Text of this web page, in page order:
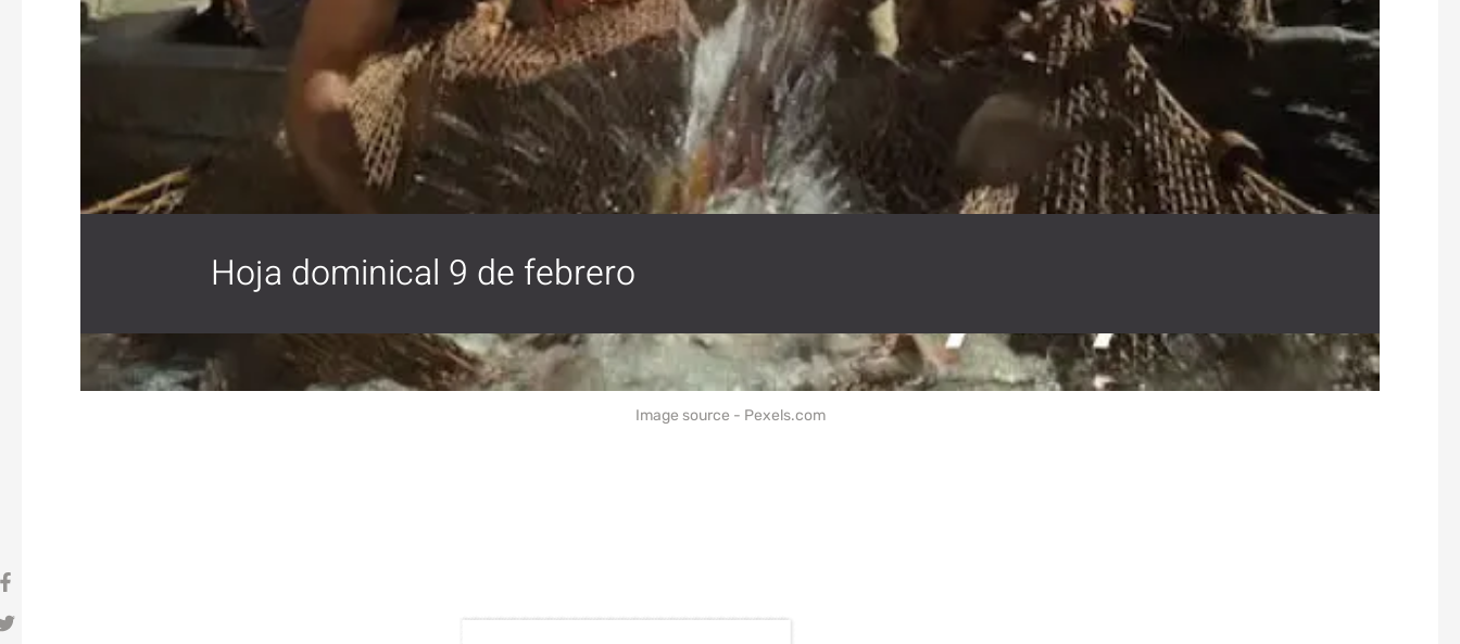
Image source - Pexels.com
Hoja dominical 9 de febrero